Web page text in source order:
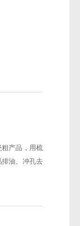
产品，用梳
油、冲孔去